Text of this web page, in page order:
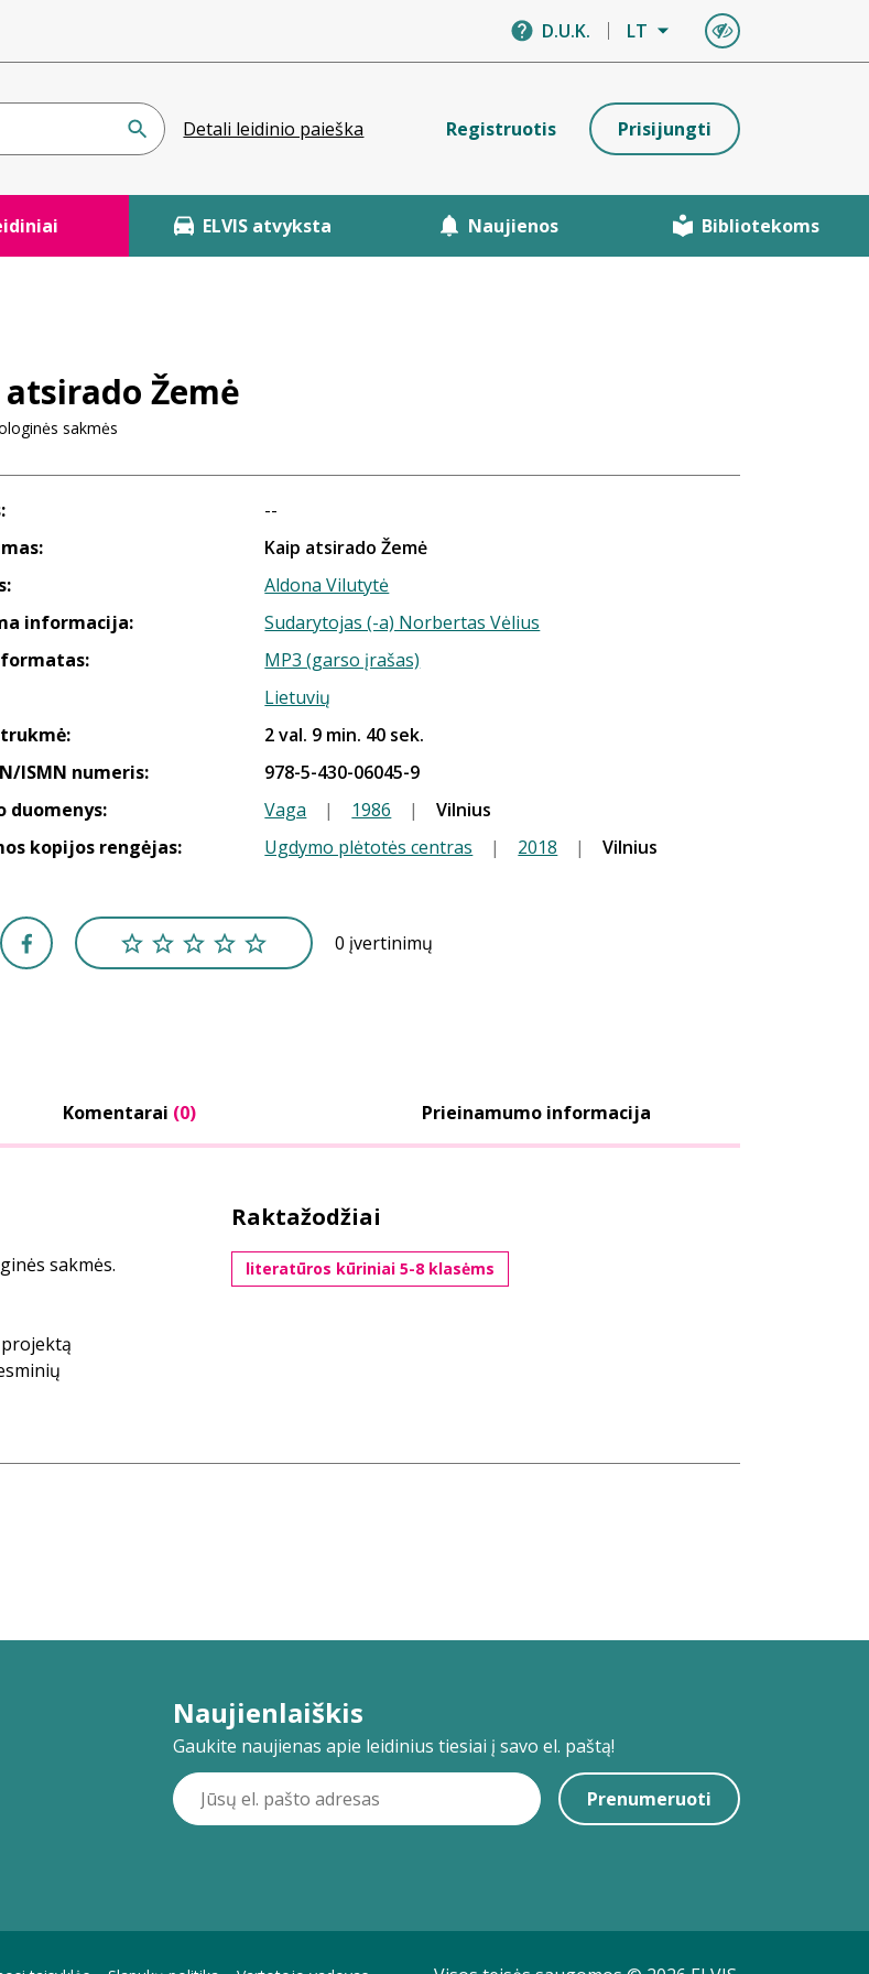
D.U.K. LT
Detali leidinio paieška Registruotis Prisijungti
ELVIS atvyksta Naujienos Bibliotekoms
atsirado Žemė
sakmės
--
Kaip atsirado Žemė
Aldona Vilutytė
informacija:
Sudarytojas (-a) Norbertas Vėlius
MP3 (garso įrašas)
Lietuvių
2 val. 9 min. 40 sek.
ISMN numeris:
978-5-430-06045-9
duomenys:
Vaga | 1986 |
Vilnius
kopijos rengėjas:
Ugdymo plėtotės centras | 2018 | Vilnius
0 įvertinimų
Komentarai (0) Prieinamumo informacija
sakmės.
Raktažodžiai
literatūros kūriniai 5-8 klasėms
Naujienlaiškis
Gaukite naujienas apie leidinius tiesiai į savo el. paštą!
Prenumeruoti